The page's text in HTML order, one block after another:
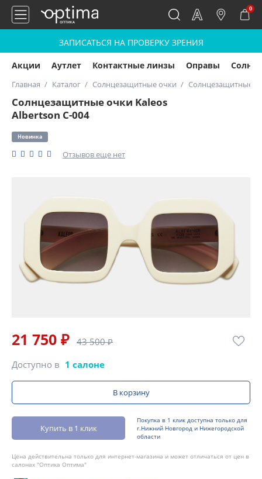
0
ЗАПИСАТЬСЯ НА ПРОВЕРКУ ЗРЕНИЯ
Акции Аутлет Контактные линзы Оправы
Главная Каталог Солнцезащитные очки Солнцезащитные
Солнцезащитные очки Kaleos
Albertson C-004
Новинка
Отзывов еще нет
21 750 ₽ 43 500 ₽
Доступно в 1 салоне
В корзину
Купить в 1 клик
Покупка в 1 клик доступна только для
г.Нижний Новгород и Нижегородской
области
Цена действительна только для интернет-магазина и может отличаться от цен в
салонах "Оптика Оптима"